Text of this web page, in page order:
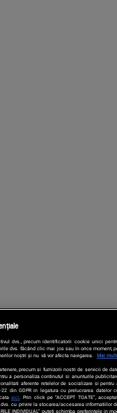
dvs., precum identificatorii cookie unici
dvs. făcând clic mai jos sau în orice moment,
noștri și nu vă vor afecta navigarea.
Mai
precum si furnizorii nostri de servicii de
a personaliza continutul si anunturile
aferente retelelor de socializare si pentru
din GDPR in legatura cu prelucrarea datelor
aici . Prin click pe “ACCEPT TOATE”,
cu privire la stocarea/accesarea informatiilor
INDIVIDUAL” puteti schimba preferintele in